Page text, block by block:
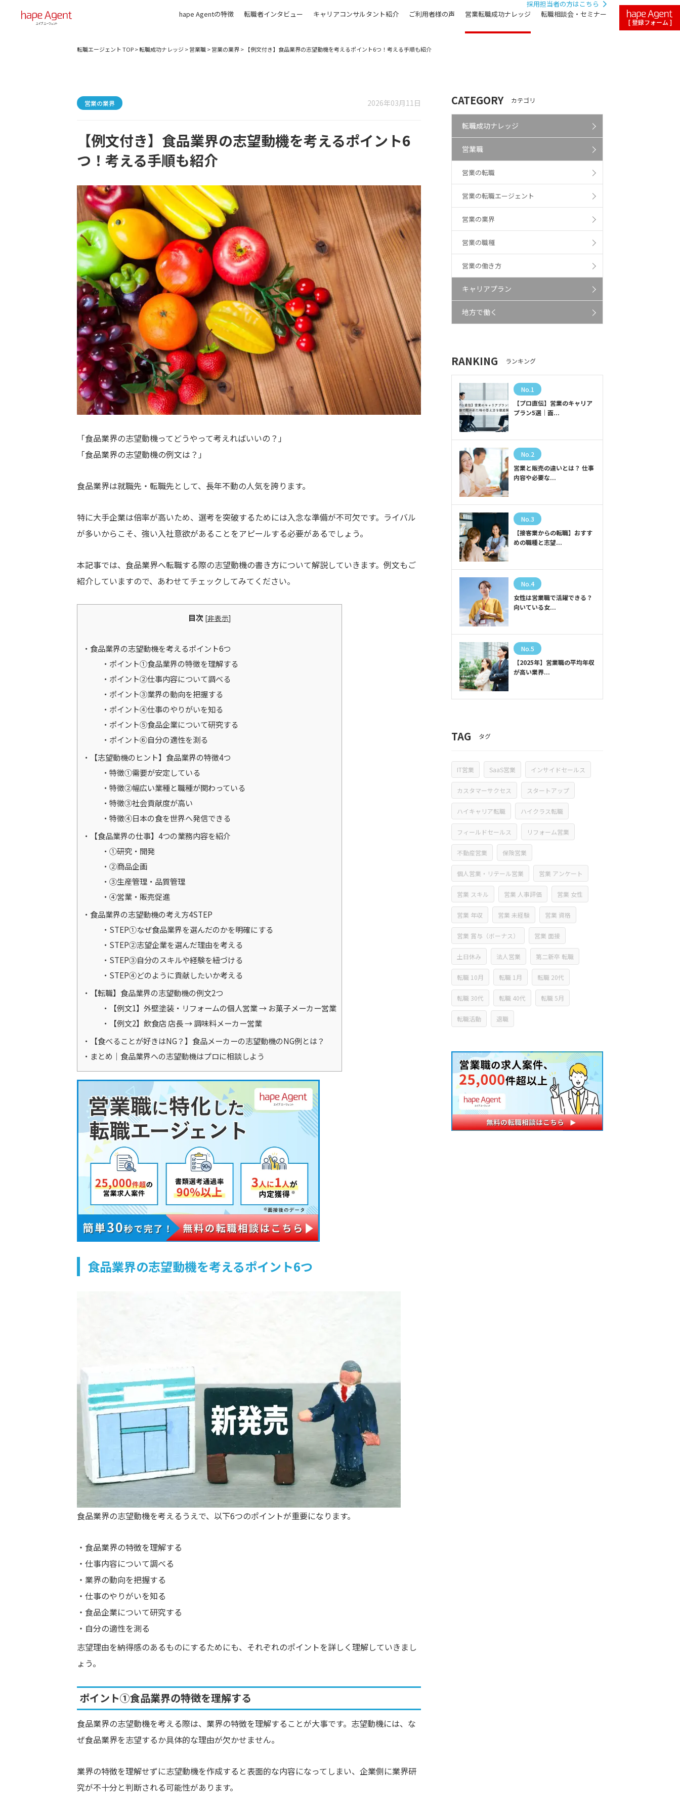
採用担当者の方はこちら
hape Agentの特徴
転職者インタビュー キャリアコンサルタント紹介 ご利用者様の声 営業転職成功ナレッジ 転職相談会・セミナー
[ 登録フォーム ]
転職エージェント TOP>転職成功ナレッジ>営業職>営業の業界> 【例文付き】食品業界の志望動機を考えるポイント6つ！考える手順も紹介
営業の業界 2026年03月11日
【例文付き】食品業界の志望動機を考えるポイント6
つ！考える手順も紹介
「食品業界の志望動機ってどうやって考えればいいの？」
「食品業界の志望動機の例文は？」
食品業界は就職先・転職先として、長年不動の人気を誇ります。
特に大手企業は倍率が高いため、選考を突破するためには入念な準備が不可欠です。ライバル
が多いからこそ、強い入社意欲があることをアピールする必要があるでしょう。
本記事では、食品業界へ転職する際の志望動機の書き方について解説していきます。例文もご
紹介していますので、あわせてチェックしてみてください。
目次 [非表示]
食品業界の志望動機を考えるポイント6つ
ポイント①食品業界の特徴を理解する
ポイント②仕事内容について調べる
ポイント③業界の動向を把握する
ポイント④仕事のやりがいを知る
ポイント⑤食品企業について研究する
ポイント⑥自分の適性を測る
【志望動機のヒント】食品業界の特徴4つ
特徴①需要が安定している
特徴②幅広い業種と職種が関わっている
特徴③社会貢献度が高い
特徴④日本の食を世界へ発信できる
【食品業界の仕事】4つの業務内容を紹介
①研究・開発
②商品企画
③生産管理・品質管理
④営業・販売促進
食品業界の志望動機の考え方4STEP
STEP①なぜ食品業界を選んだのかを明確にする
STEP②志望企業を選んだ理由を考える
STEP③自分のスキルや経験を紐づける
STEP④どのように貢献したいか考える
【転職】食品業界の志望動機の例文2つ
【例文1】外壁塗装・リフォームの個人営業 → お菓子メーカー営業
【例文2】飲食店 店長 → 調味料メーカー営業
【食べることが好きはNG？】食品メーカーの志望動機のNG例とは？
まとめ｜食品業界への志望動機はプロに相談しよう
食品業界の志望動機を考えるポイント6つ
食品業界の志望動機を考えるうえで、以下6つのポイントが重要になります。
食品業界の特徴を理解する
仕事内容について調べる
業界の動向を把握する
仕事のやりがいを知る
食品企業について研究する
自分の適性を測る
志望理由を納得感のあるものにするためにも、それぞれのポイントを詳しく理解していきまし
ょう。
ポイント①食品業界の特徴を理解する
食品業界の志望動機を考える際は、業界の特徴を理解することが大事です。志望動機には、な
ぜ食品業界を志望するか具体的な理由が欠かせません。
業界の特徴を理解せずに志望動機を作成すると表面的な内容になってしまい、企業側に業界研
究が不十分と判断される可能性があります。
CATEGORY カテゴリ
転職成功ナレッジ
営業職
営業の転職
営業の転職エージェント
営業の業界
営業の職種
営業の働き方
キャリアプラン
地方で働く
RANKING ランキング
No.1
【プロ直伝】営業のキャリア
プラン5選｜面...
No.2
営業と販売の違いとは？ 仕事
内容や必要な...
No.3
【接客業からの転職】おすす
めの職種と志望...
No.4
女性は営業職で活躍できる？
向いている女...
No.5
【2025年】営業職の平均年収
が高い業界...
TAG タグ
IT営業 SaaS営業 インサイドセールス
カスタマーサクセス スタートアップ
ハイキャリア転職 ハイクラス転職
フィールドセールス リフォーム営業
不動産営業 保険営業
個人営業・リテール営業 営業 アンケート
営業 スキル 営業 人事評価 営業 女性
営業 年収 営業 未経験 営業 資格
営業 賞与（ボーナス） 営業 面接
土日休み 法人営業 第二新卒 転職
転職 10月 転職 1月 転職 20代
転職 30代 転職 40代 転職 5月
転職活動 退職